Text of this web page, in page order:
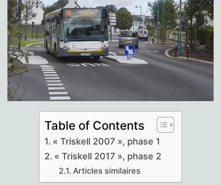
Table of Contents
« Triskell 2007 », phase 1
« Triskell 2017 », phase 2
Articles similaires